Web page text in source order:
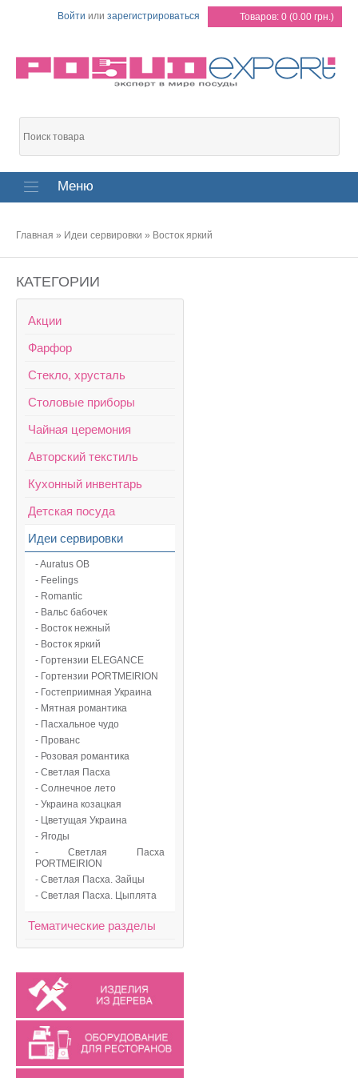
Товаров: 0 (0.00 грн.)
Войти или зарегистрироваться
Меню
Главная » Идеи сервировки » Восток яркий
КАТЕГОРИИ
Акции
Фарфор
Стекло, хрусталь
Столовые приборы
Чайная церемония
Авторский текстиль
Кухонный инвентарь
Детская посуда
Идеи сервировки
- Auratus OB
- Feelings
- Romantic
- Вальс бабочек
- Восток нежный
- Восток яркий
- Гортензии ELEGANCE
- Гортензии PORTMEIRION
- Гостеприимная Украина
- Мятная романтика
- Пасхальное чудо
- Прованс
- Розовая романтика
- Светлая Пасха
- Солнечное лето
- Украина козацкая
- Цветущая Украина
- Ягоды
- Светлая Пасха
PORTMEIRION
- Светлая Пасха. Зайцы
- Светлая Пасха. Цыплята
Тематические разделы